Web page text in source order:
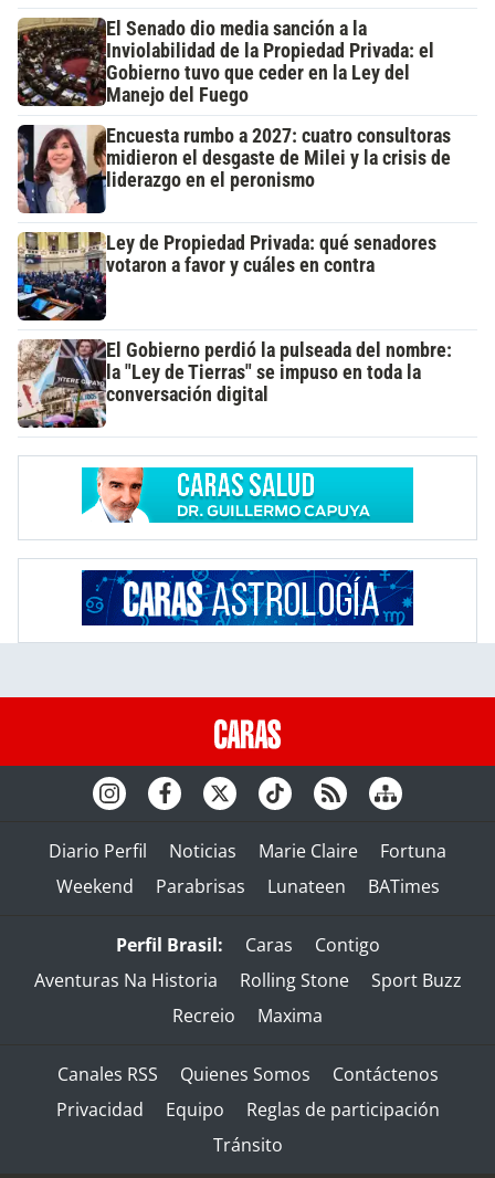
El Senado dio media sanción a la
Inviolabilidad de la Propiedad Privada: el
Gobierno tuvo que ceder en la Ley del
Manejo del Fuego
Encuesta rumbo a 2027: cuatro consultoras
midieron el desgaste de Milei y la crisis de
liderazgo en el peronismo
Ley de Propiedad Privada: qué senadores
votaron a favor y cuáles en contra
El Gobierno perdió la pulseada del nombre:
la "Ley de Tierras" se impuso en toda la
conversación digital
Diario Perfil Noticias Marie Claire
Fortuna
Weekend
Parabrisas Lunateen BATimes
Perfil Brasil: Caras
Contigo
Aventuras Na Historia
Rolling Stone
Sport Buzz
Recreio
Maxima
Canales RSS Quienes Somos
Contáctenos
Privacidad
Equipo
Reglas de participación
Tránsito